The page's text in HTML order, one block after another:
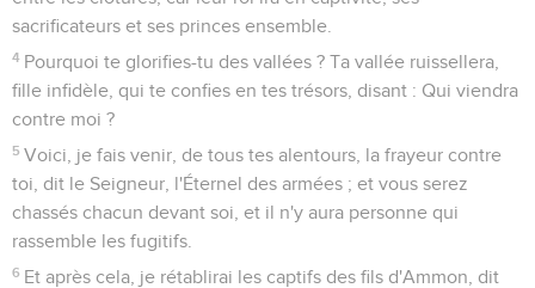
sacrificateurs et ses princes ensemble.
4 Pourquoi te glorifies-tu des vallées ? Ta vallée ruissellera,
fille infidèle, qui te confies en tes trésors, disant : Qui viendra
contre moi ?
5 Voici, je fais venir, de tous tes alentours, la frayeur contre
toi, dit le Seigneur, l'Éternel des armées ; et vous serez
chassés chacun devant soi, et il n'y aura personne qui
rassemble les fugitifs.
6 Et après cela, je rétablirai les captifs des fils d'Ammon, dit